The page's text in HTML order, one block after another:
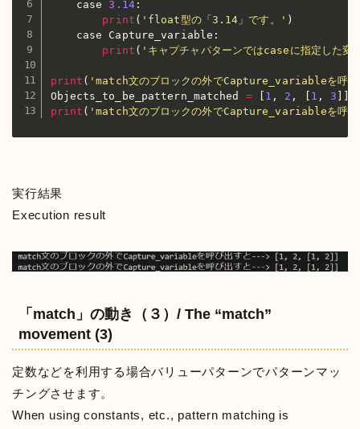
    case
3.14:
print ( 'float型の「3.14」です。' )
    case Capture_variable
:
print ( 'キャプチャパターンではcaseに指定し
print ( 'match文のブロックの外でCapture_variableを呼
Objects_to_be_pattern_matched = 1 , 2 , 1 , 3
print ( 'match文のブロックの外でCapture_variableを呼
実行結果
Execution result
「match」の動き（３）/ The “match”
movement (3)
定数などを利用する場合バリューパターンでパターンマッ
チングさせます。
When using constants, etc., pattern matching is